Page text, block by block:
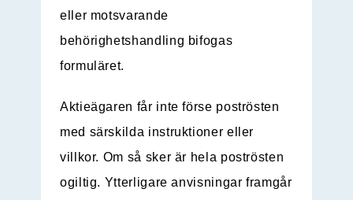
eller motsvarande
behörighetshandling bifogas
formuläret.
Aktieägaren får inte förse poströsten
med särskilda instruktioner eller
villkor. Om så sker är hela poströsten
ogiltig. Ytterligare anvisningar framgår